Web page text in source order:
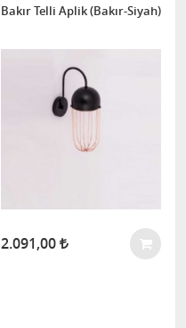
Bakır Telli Aplik (Bakır-Siyah)
2.091,00